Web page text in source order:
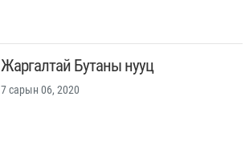
Жаргалтай Бутаны нууц
7 сарын 06, 2020